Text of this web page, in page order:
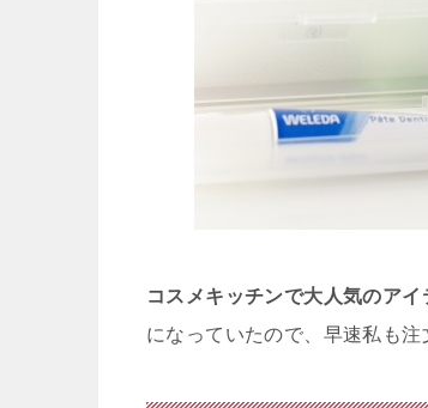
コスメキッチンで大人気のア
になっていたので、早速私も注